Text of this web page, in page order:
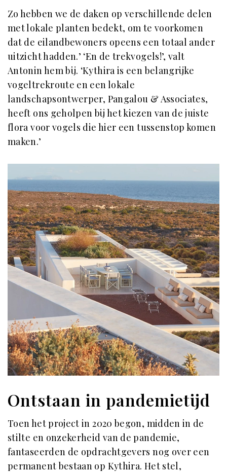
Zo hebben we de daken op verschillende delen
met lokale planten bedekt, om te voorkomen
dat de eilandbewoners opeens een totaal ander
uitzicht hadden.’ ‘En de trekvogels!’, valt
Antonin hem bij. ‘Kythira is een belangrijke
vogeltrekroute en een lokale
landschapsontwerper, Pangalou & Associates,
heeft ons geholpen bij het kiezen van de juiste
flora voor vogels die hier een tussenstop komen
maken.’
Ontstaan in pandemietijd
Toen het project in 2020 begon, midden in de
stilte en onzekerheid van de pandemie,
fantaseerden de opdrachtgevers nog over een
permanent bestaan op Kythira. Het stel,